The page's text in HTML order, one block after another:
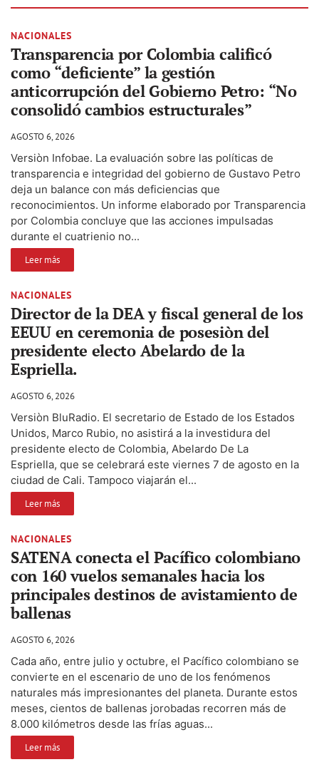
NACIONALES
Transparencia por Colombia calificó
como “deficiente” la gestión
anticorrupción del Gobierno Petro: “No
consolidó cambios estructurales”
AGOSTO 6, 2026
Versiòn Infobae. La evaluación sobre las políticas de
transparencia e integridad del gobierno de Gustavo Petro
deja un balance con más deficiencias que
reconocimientos. Un informe elaborado por Transparencia
por Colombia concluye que las acciones impulsadas
durante el cuatrienio no...
Leer más
NACIONALES
Director de la DEA y fiscal general de los
EEUU en ceremonia de posesiòn del
presidente electo Abelardo de la
Espriella.
AGOSTO 6, 2026
Versiòn BluRadio. El secretario de Estado de los Estados
Unidos, Marco Rubio, no asistirá a la investidura del
presidente electo de Colombia, Abelardo De La
Espriella, que se celebrará este viernes 7 de agosto en la
ciudad de Cali. Tampoco viajarán el...
Leer más
NACIONALES
SATENA conecta el Pacífico colombiano
con 160 vuelos semanales hacia los
principales destinos de avistamiento de
ballenas
AGOSTO 6, 2026
Cada año, entre julio y octubre, el Pacífico colombiano se
convierte en el escenario de uno de los fenómenos
naturales más impresionantes del planeta. Durante estos
meses, cientos de ballenas jorobadas recorren más de
8.000 kilómetros desde las frías aguas...
Leer más